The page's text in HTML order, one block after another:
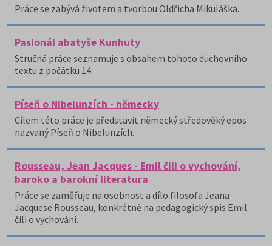
Práce se zabývá životem a tvorbou Oldřicha Mikuláška.
Pasionál abatyše Kunhuty
Stručná práce seznamuje s obsahem tohoto duchovního
textu z počátku 14.
Píseň o Nibelunzích - německy
Cílem této práce je představit německý středověký epos
nazvaný Píseň o Nibelunzích.
Rousseau, Jean Jacques - Emil čili o vychování,
baroko a barokní literatura
Práce se zaměřuje na osobnost a dílo filosofa Jeana
Jacquese Rousseau, konkrétně na pedagogický spis Emil
čili o vychování.